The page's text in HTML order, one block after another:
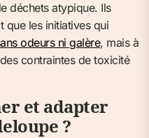
déchets atypique. Ils
que les initiatives qui
odeurs ni galère, mais à
contraintes de toxicité
et adapter
?